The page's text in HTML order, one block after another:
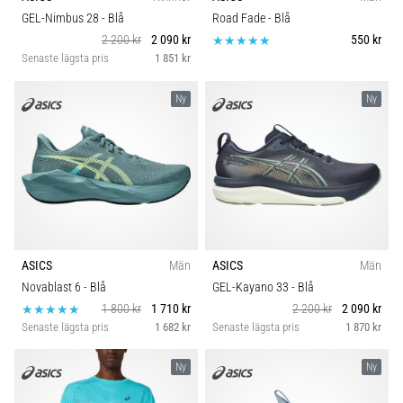
Hur
det
var
det…
6. 8. 2026
Löparknä:
Orsaker,
behandling
och
förebyggande
åtgärder
Löparknä,
Kategori
Säsong
Skobredd
BH stöd
Carbon
GEL-Nimbus 28 - Blå
2 200 kr
2 090 kr
Senaste lägsta pris 1 851 kr
Road Fade- Blå
550 kr
Ny
ASICS
Män
Novablast 6 - Blå
1 800 kr
1 710 kr
Senaste lägsta pris 1 682 kr
Ny
ASICS
Män
GEL-Kayano 33 - Blå
2 200 kr
2 090 kr
Senaste lägsta pris 1 870 kr
Ny Ny